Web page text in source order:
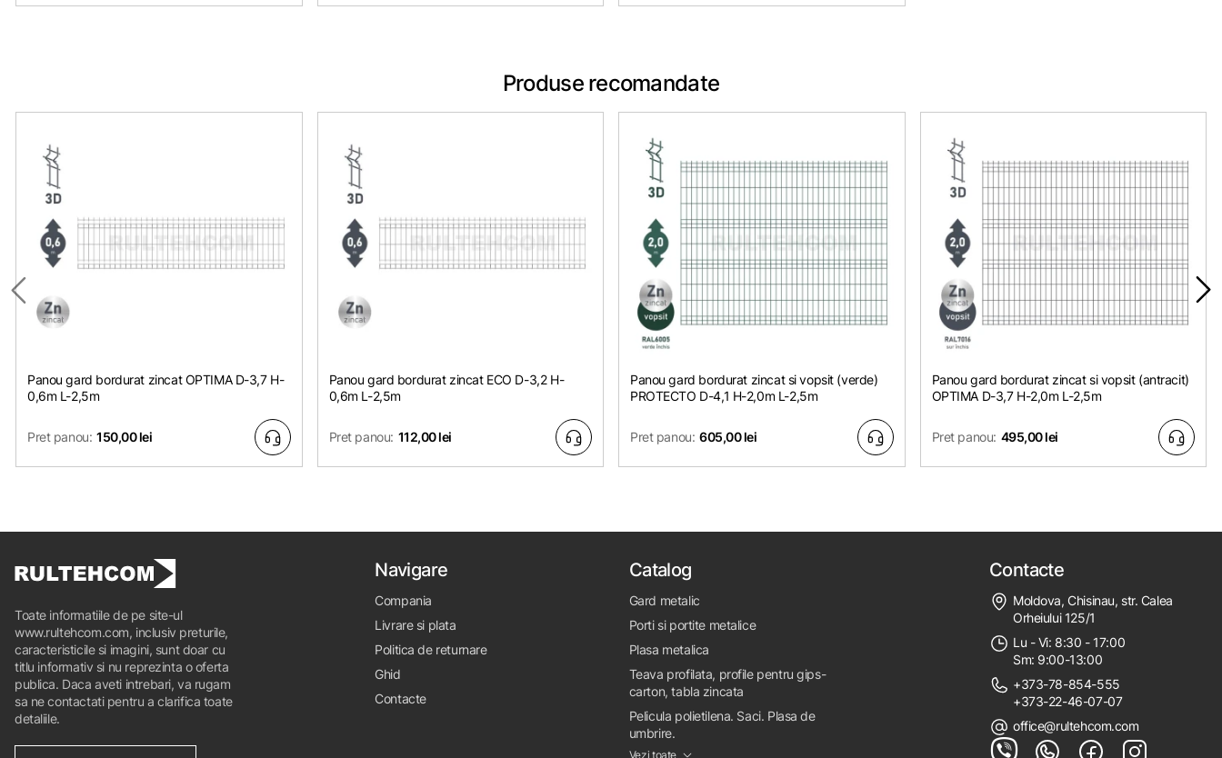
Produse recomandate
Panou gard bordurat zincat OPTIMA D-3,7 H-
0,6m L-2,5m
Pret panou: 150,00 lei
Panou gard bordurat zincat ЕСО D-3,2 H-
0,6m L-2,5m
Pret panou: 112,00 lei
Panou gard bordurat zincat si vopsit (verde)
PROTECTO D-4,1 H-2,0m L-2,5m
Pret panou: 605,00 lei
Panou gard bordurat zincat si vopsit (antracit)
OPTIMA D-3,7 H-2,0m L-2,5m
Pret panou: 495,00 lei
Toate informatiile de pe site-ul
www.rultehcom.com, inclusiv preturile,
caracteristicile si imagini, sunt doar cu
titlu informativ si nu reprezinta o oferta
publica. Daca aveti intrebari, va rugam
sa ne contactati pentru a clarifica toate
detaliile.
Navigare
Compania
Livrare si plata
Politica de returnare
Ghid
Contacte
Catalog
Gard metalic
Porti si portite metalice
Plasa metalica
Teava profilata, profile pentru gips-
carton, tabla zincata
Pelicula polietilena. Saci. Plasa de
umbrire.
Vezi toate
Contacte
Moldova, Chisinau, str. Calea
Orheiului 125/1
Lu - Vi: 8:30 - 17:00
Sm: 9:00-13:00
+373-78-854-555
+373-22-46-07-07
office@rultehcom.com